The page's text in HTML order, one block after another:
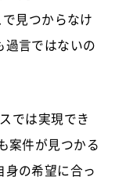
見つからなけ
過言ではないの
では実現でき
案件が見つかる
の希望に合っ